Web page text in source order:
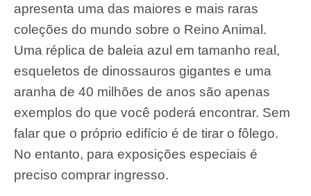
apresenta uma das maiores e mais raras
coleções do mundo sobre o Reino Animal.
Uma réplica de baleia azul em tamanho real,
esqueletos de dinossauros gigantes e uma
aranha de 40 milhões de anos são apenas
exemplos do que você poderá encontrar. Sem
falar que o próprio edifício é de tirar o fôlego.
No entanto, para exposições especiais é
preciso comprar ingresso.